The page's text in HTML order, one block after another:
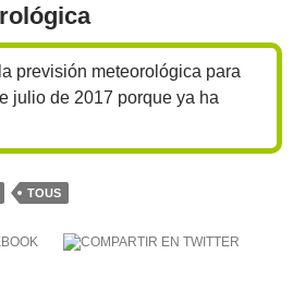
previsión meteorológica para
julio de 2017 porque ya ha
TOUS